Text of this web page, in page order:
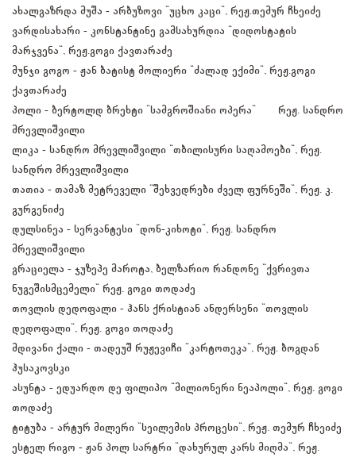
ახალგაზრდა მუშა - არბუზოვი "უცხო კაცი", რეჟ.თემურ ჩხეიძე
ვარდისახარი - კონსტანტინე გამსახურდია "დიდოსტატის
მარჯვენა", რეჟ.გოგი ქავთარაძე
მუნჯი გოგო - ჟან ბატისტ მოლიერი "ძალად ექიმი", რეჟ.გოგი
ქავთარაძე
პოლი - ბერტოლდ ბრეხტი "სამგროშიანი ოპერა" რეჟ. სანდრო
მრევლიშვილი
ლიკა - სანდრო მრევლიშვილი "თბილისური საღამოები", რეჟ.
სანდრო მრევლიშვილი
თათია - თამაზ მეტრეველი "შეხვედრები ძველ ფურნეში", რეჟ. კ.
გურგენიძე
დულსინეა - სერვანტესი "დონ-კიხოტი", რეჟ. სანდრო
მრევლიშვილი
გრაციელა - ჯუზეპე მაროტა, ბელზარიო რანდონე "ქვრივთა
ნუგეშისმცემელი" რეჟ. გოგი თოდაძე
თოვლის დედოფალი - ჰანს ქრისტიან ანდერსენი "თოვლის
დედოფალი", რეჟ. გოგი თოდაძე
მდივანი ქალი - თადეუშ რუჟევიჩი "კარტოთეკა", რეჟ. ბოგდან
ჰუსაკოვსკი
ასუნტა - ედუარდო დე ფილიპო "მილიონერი ნეაპოლი", რეჟ. გოგი
თოდაძე
ტიტუბა - არტურ მილერი "სეილემის პროცესი", რეჟ. თემურ ჩხეიძე
ესტელ რიგო - ჟან პოლ სარტრი "დახურულ კარს მიღმა", რეჟ.